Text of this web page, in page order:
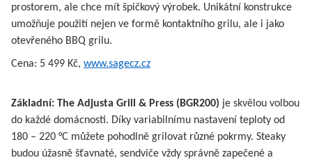
prostorem, ale chce mít špičkový výrobek. Unikátní konstrukce
umožňuje použití nejen ve formě kontaktního grilu, ale i jako
otevřeného BBQ grilu.
Cena: 5 499 Kč, www.sagecz.cz
Základní: The Adjusta Grill & Press (BGR200) je skvělou volbou
do každé domácnosti. Díky variabilnímu nastavení teploty od
180 – 220 °C můžete pohodlně grilovat různé pokrmy. Steaky
budou úžasně šťavnaté, sendviče vždy správně zapečené a